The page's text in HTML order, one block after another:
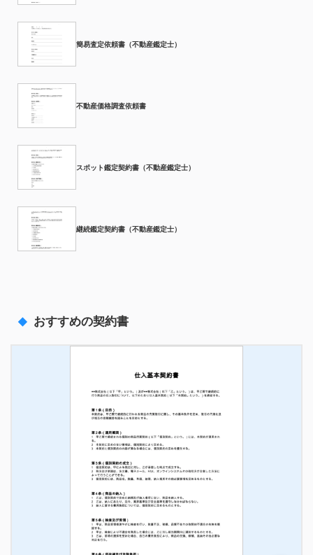
簡易査定依頼書（不動産鑑定士）
不動産価格調査依頼書
スポット鑑定契約書（不動産鑑定士）
継続鑑定契約書（不動産鑑定士）
おすすめの契約書